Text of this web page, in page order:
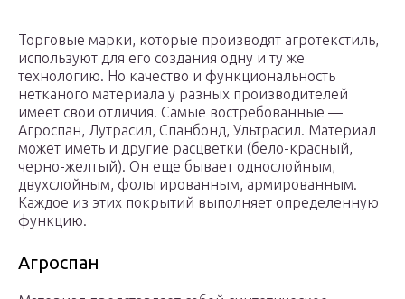
Торговые марки, которые производят агротекстиль,
используют для его создания одну и ту же
технологию. Но качество и функциональность
нетканого материала у разных производителей
имеет свои отличия. Самые востребованные —
Агроспан, Лутрасил, Спанбонд, Ультрасил. Материал
может иметь и другие расцветки (бело-красный,
черно-желтый). Он еще бывает однослойным,
двухслойным, фольгированным, армированным.
Каждое из этих покрытий выполняет определенную
функцию.
Агроспан